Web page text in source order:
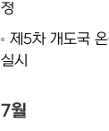
정
제5차 개도국
실시
7월